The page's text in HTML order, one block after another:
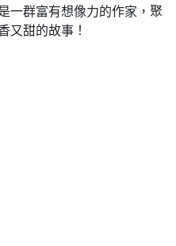
一群富有想像力的作家，聚
又甜的故事！